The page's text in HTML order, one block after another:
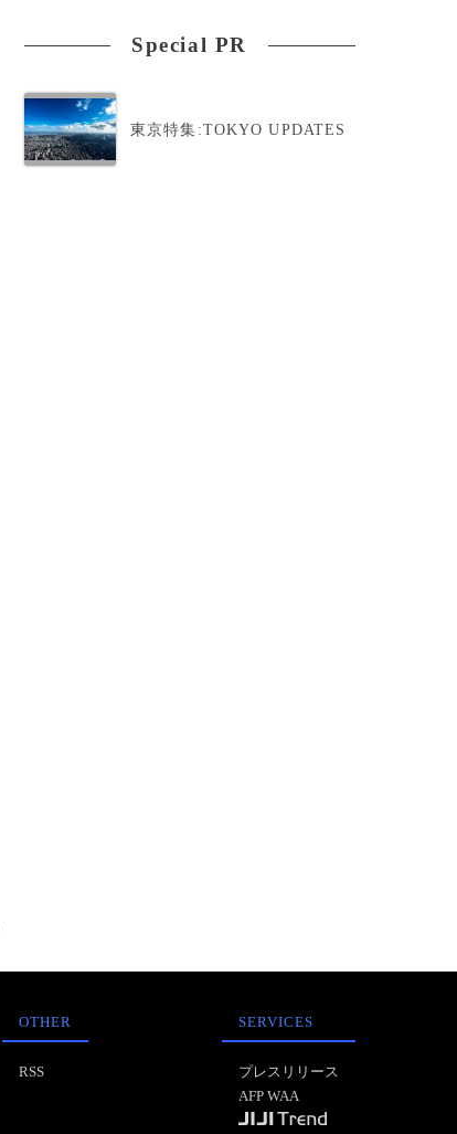
Special PR
東京特集:TOKYO UPDATES
OTHER
RSS
SERVICES
プレスリリース
AFP WAA